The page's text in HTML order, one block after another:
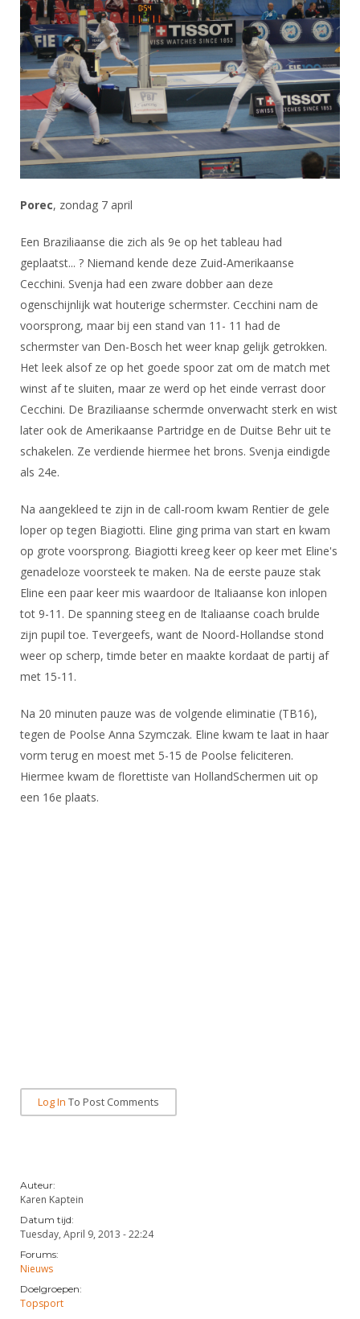
Porec, zondag 7 april
Een Braziliaanse die zich als 9e op het tableau had
geplaatst... ? Niemand kende deze Zuid-Amerikaanse
Cecchini. Svenja had een zware dobber aan deze
ogenschijnlijk wat houterige schermster. Cecchini nam de
voorsprong, maar bij een stand van 11- 11 had de
schermster van Den-Bosch het weer knap gelijk getrokken.
Het leek alsof ze op het goede spoor zat om de match met
winst af te sluiten, maar ze werd op het einde verrast door
Cecchini. De Braziliaanse schermde onverwacht sterk en wist
later ook de Amerikaanse Partridge en de Duitse Behr uit te
schakelen. Ze verdiende hiermee het brons. Svenja eindigde
als 24e.
Na aangekleed te zijn in de call-room kwam Rentier de gele
loper op tegen Biagiotti. Eline ging prima van start en kwam
op grote voorsprong. Biagiotti kreeg keer op keer met Eline's
genadeloze voorsteek te maken. Na de eerste pauze stak
Eline een paar keer mis waardoor de Italiaanse kon inlopen
tot 9-11. De spanning steeg en de Italiaanse coach brulde
zijn pupil toe. Tevergeefs, want de Noord-Hollandse stond
weer op scherp, timde beter en maakte kordaat de partij af
met 15-11.
Na 20 minuten pauze was de volgende eliminatie (TB16),
tegen de Poolse Anna Szymczak. Eline kwam te laat in haar
vorm terug en moest met 5-15 de Poolse feliciteren.
Hiermee kwam de florettiste van HollandSchermen uit op
een 16e plaats.
Log In To Post Comments
Auteur:
Karen Kaptein
Datum tijd:
Tuesday, April 9, 2013 - 22:24
Forums:
Nieuws
Doelgroepen:
Topsport